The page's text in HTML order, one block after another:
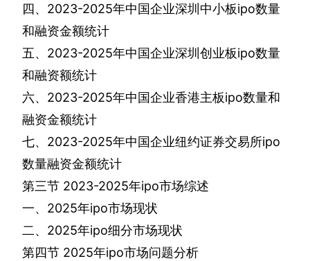
四、 2023-2025年中国企业深圳中小板ipo数量
和融资金额统计
五、 2023-2025年中国企业深圳创业板ipo数量
和融资额统计
六、 2023-2025年中国企业香港主板ipo数量和
融资金额统计
七、 2023-2025年中国企业纽约证券交易所ipo
数量融资金额统计
第三节 2023-2025年ipo市场综述
一、 2025年ipo市场现状
二、 2025年ipo细分市场现状
第四节 2025年ipo市场问题分析